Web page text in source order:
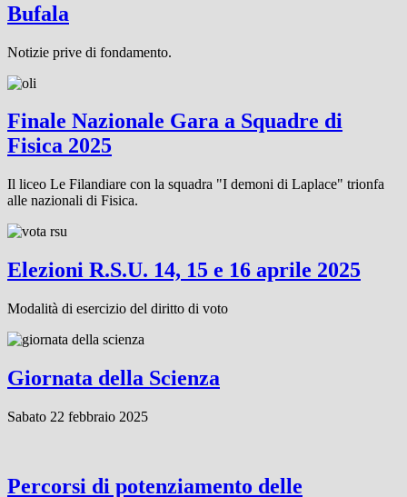
Bufala
Notizie prive di fondamento.
Finale Nazionale Gara a Squadre di
Fisica 2025
Il liceo Le Filandiare con la squadra "I demoni di Laplace" trionfa
alle nazionali di Fisica.
Elezioni R.S.U. 14, 15 e 16 aprile 2025
Modalità di esercizio del diritto di voto
Giornata della Scienza
Sabato 22 febbraio 2025
Percorsi di potenziamento delle